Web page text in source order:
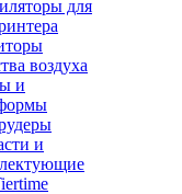
для
воздуха
и
и